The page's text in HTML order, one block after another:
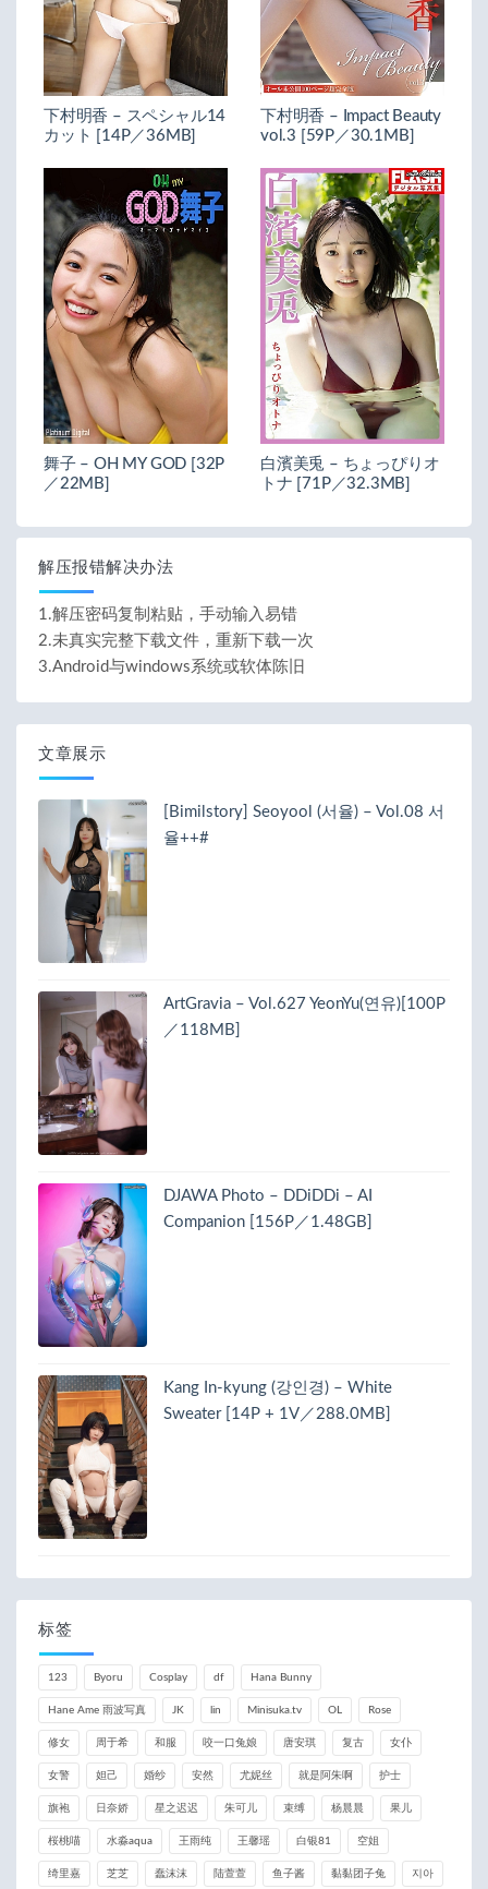
下村明香 – スペシャル14
カット [14P／36MB]
下村明香 – Impact Beauty
vol.3 [59P／30.1MB]
舞子 – OH MY GOD [32P
／22MB]
白濱美兎 – ちょっぴりオ
トナ [71P／32.3MB]
解压报错解决办法
1.解压密码复制粘贴，手动输入易错
2.未真实完整下载文件，重新下载一次
3.Android与windows系统或软体陈旧
文章展示
[Bimilstory] Seoyool (서율) – Vol.08 서
율++#
ArtGravia – Vol.627 YeonYu(연유)[100P
／118MB]
DJAWA Photo – DDiDDi – AI
Companion [156P／1.48GB]
Kang In-kyung (강인경) – White
Sweater [14P + 1V／288.0MB]
标签
123 Byoru Cosplay df Hana Bunny
Hane Ame 雨波写真 JK lin Minisuka.tv OL Rose
修女 周于希 和服 咬一口兔娘 唐安琪 复古 女仆
女警 妲己 婚纱 安然 尤妮丝 就是阿朱啊 护士
旗袍 日奈娇 星之迟迟 朱可儿 束缚 杨晨晨 果儿
桜桃喵 水淼aqua 王雨纯 王馨瑶 白银81 空姐
绮里嘉 芝芝 蠢沫沫 陆萱萱 鱼子酱 黏黏团子兔 지아